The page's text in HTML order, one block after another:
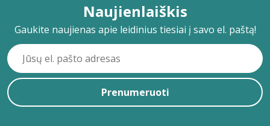
Naujienlaiškis
Gaukite naujienas apie leidinius tiesiai į savo el. paštą!
Prenumeruoti